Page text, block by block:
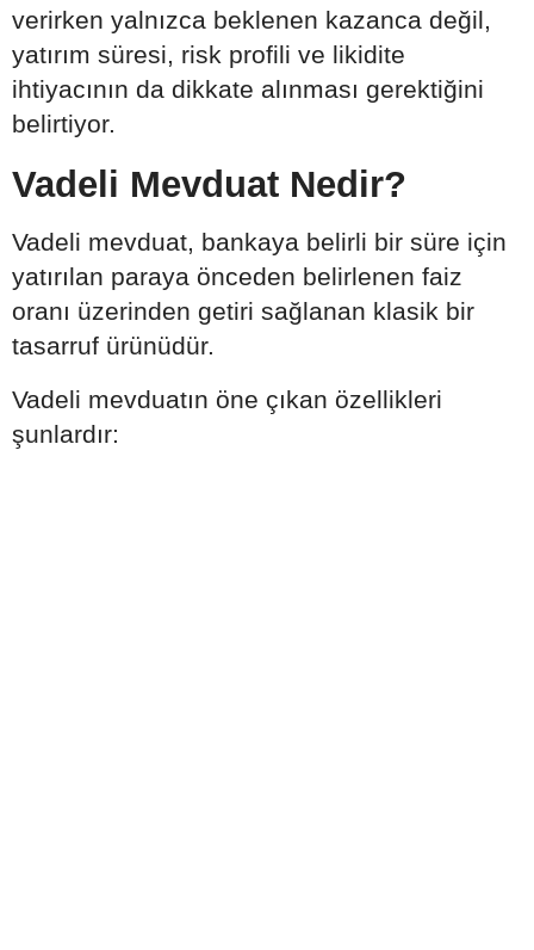
verirken yalnızca beklenen kazanca değil,
yatırım süresi, risk profili ve likidite
ihtiyacının da dikkate alınması gerektiğini
belirtiyor.
Vadeli Mevduat Nedir?
Vadeli mevduat, bankaya belirli bir süre için
yatırılan paraya önceden belirlenen faiz
oranı üzerinden getiri sağlanan klasik bir
tasarruf ürünüdür.
Vadeli mevduatın öne çıkan özellikleri
şunlardır: